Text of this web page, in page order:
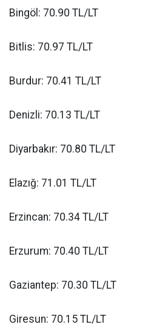
Bingöl: 70.90 TL/LT
Bitlis: 70.97 TL/LT
Burdur: 70.41 TL/LT
Denizli: 70.13 TL/LT
Diyarbakır: 70.80 TL/LT
Elazığ: 71.01 TL/LT
Erzincan: 70.34 TL/LT
Erzurum: 70.40 TL/LT
Gaziantep: 70.30 TL/LT
Giresun: 70.15 TL/LT